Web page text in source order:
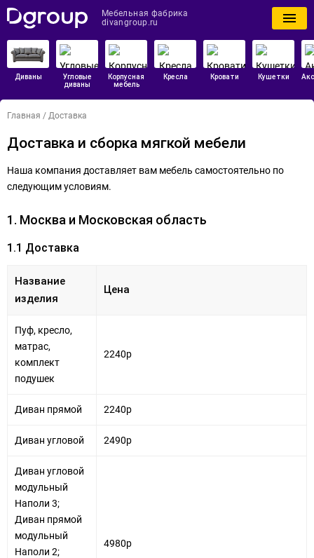
Мебельная фабрика
divangroup.ru
Диваны
Угловые
диваны
Корпусная
мебель
Кресла Кровати Кушетки
Главная / Доставка
Доставка и сборка мягкой мебели
Наша компания доставляет вам мебель самостоятельно по
следующим условиям.
1. Москва и Московская область
1.1 Доставка
Название
изделия
Цена
Пуф, кресло,
матрас,
комплект
подушек
2240р
Диван прямой 2240р
Диван угловой 2490р
Диван угловой
модульный
Наполи 3;
Диван прямой
модульный
Наполи 2;
4980р